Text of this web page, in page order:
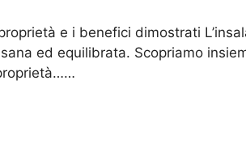
e i benefici dimostrati
ed equilibrata. Scopriamo